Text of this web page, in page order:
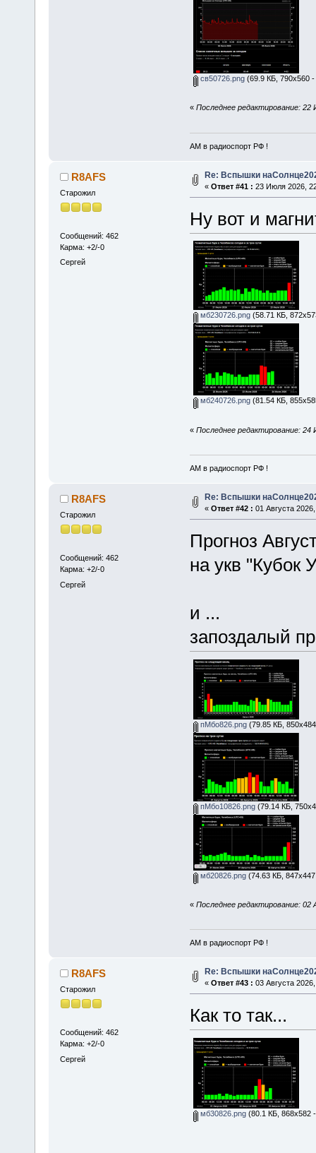
св50726.png(69.9 КБ, 790x560 -
« Последнее редактирование: 22
АМ в радиоспорт РФ !
R8AFS
Старожил
Сообщений: 462
Карма: +2/-0
Сергей
Re: Вспышки
« Ответ #41 : 23 Июля 2026,
Ну вот и
мб230726.png(58.71 КБ,
мб240726.png(81.54 КБ,
« Последнее редактирование: 24
АМ в радиоспорт РФ !
R8AFS
Старожил
Сообщений: 462
Карма: +2/-0
Сергей
Re: Вспышки
« Ответ #42 : 01 Августа
Прогноз
на укв "Кубок
и ...
запоздалый
пМбо826.png(79.85 КБ,
пМбо10826.png(79.14 КБ,
мб20826.png(74.63 КБ,
« Последнее редактирование: 02
АМ в радиоспорт РФ !
R8AFS
Старожил
Сообщений: 462
Карма: +2/-0
Сергей
Re: Вспышки
« Ответ #43 : 03 Августа
Как то так...
мб30826.png(80.1 КБ, 868x582